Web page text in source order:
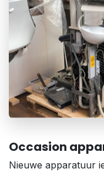
Occasion
Nieuwe apparatuur